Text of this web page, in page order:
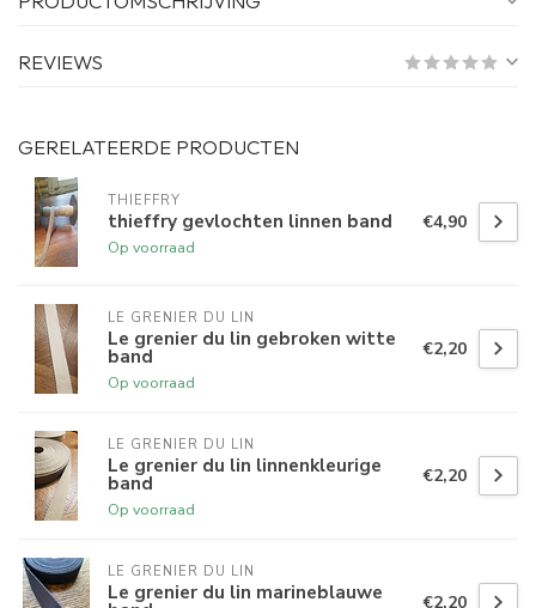
REVIEWS
GERELATEERDE PRODUCTEN
THIEFFRY
thieffry gevlochten linnen band
Op voorraad
€4,90
LE GRENIER DU LIN
Le grenier du lin gebroken witte
band
Op voorraad
€2,20
LE GRENIER DU LIN
Le grenier du lin linnenkleurige
band
Op voorraad
€2,20
LE GRENIER DU LIN
Le grenier du lin marineblauwe €2,20